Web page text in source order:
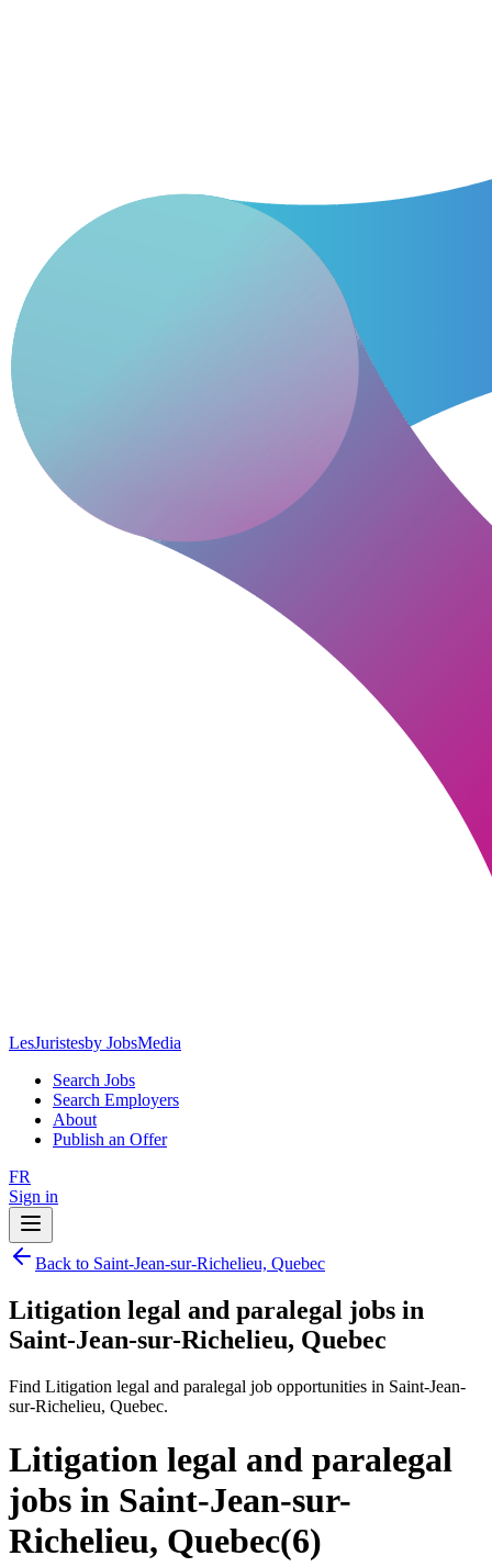
LesJuristesby JobsMedia
Search Jobs
Search Employers
About
Publish an Offer
FR
Sign in
Back to Saint-Jean-sur-Richelieu, Quebec
Litigation legal and paralegal jobs in
Saint-Jean-sur-Richelieu, Quebec
Find Litigation legal and paralegal job opportunities in Saint-Jean-
sur-Richelieu, Quebec.
Litigation legal and paralegal
jobs in Saint-Jean-sur-
Richelieu, Quebec(6)